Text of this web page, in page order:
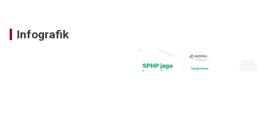
Infografik